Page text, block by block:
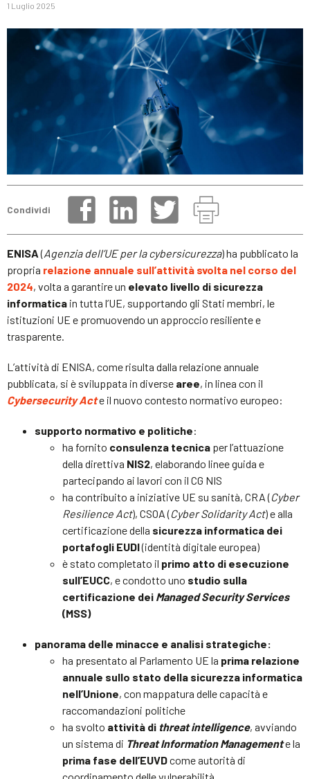
1 Luglio 2025
Condividi
ENISA(Agenzia dell’UE per la cybersicurezza) ha pubblicato la
propria relazione annuale sull’attività svolta nel corso del
2024, volta a garantire un elevato livello di sicurezza
informatica in tutta l’UE, supportando gli Stati membri, le
istituzioni UE e promuovendo un approccio resiliente e
trasparente.
L’attività di ENISA, come risulta dalla relazione annuale
pubblicata, si è sviluppata in diverse aree, in linea con il
Cybersecurity Acte il nuovo contesto normativo europeo:
supporto normativo e politiche:
ha fornito consulenza tecnica per l’attuazione
della direttiva NIS2, elaborando linee guida e
partecipando ai lavori con il CG NIS
ha contribuito a iniziative UE su sanità, CRA (Cyber
Resilience Act), CSOA (Cyber Solidarity Act) e alla
certificazione della sicurezza informatica dei
portafogli EUDI(identità digitale europea)
è stato completato il primo atto di esecuzione
sull’EUCC, e condotto uno studio sulla
certificazione dei Managed Security Services
(MSS)
panorama delle minacce e analisi strategiche:
ha presentato al Parlamento UE la prima relazione
annuale sullo stato della sicurezza informatica
nell’Unione, con mappatura delle capacità e
raccomandazioni politiche
ha svolto attività di threat intelligence, avviando
un sistema di Threat Information Managemente la
prima fase dell’EUVDcome autorità di